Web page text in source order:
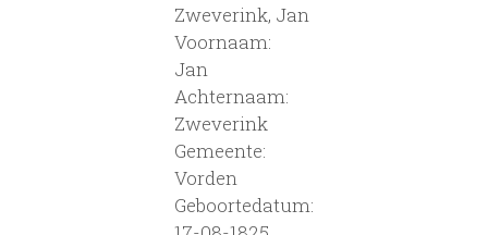
Zweverink, Jan
Voornaam:
Jan
Achternaam:
Zweverink
Gemeente:
Vorden
Geboortedatum: